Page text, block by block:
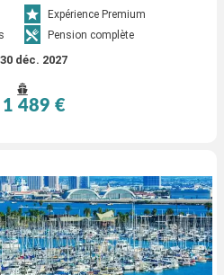
Expérience Premium
Pension complète
déc. 2027
1 489 €